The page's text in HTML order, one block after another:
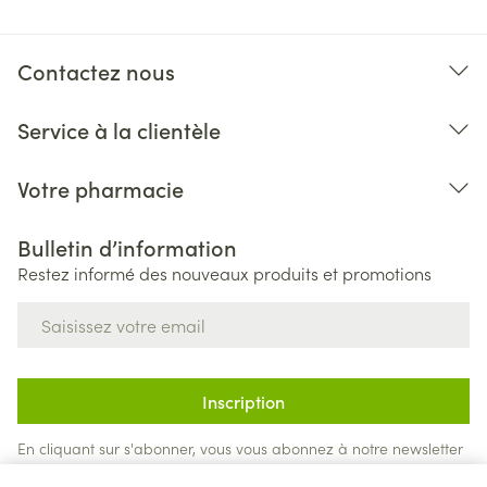
Contactez nous
Service à la clientèle
Votre pharmacie
Bulletin d’information
Restez informé des nouveaux produits et promotions
Inscription
En cliquant sur s'abonner, vous vous abonnez à notre newsletter
et acceptez notrepolitique de confidentialité.